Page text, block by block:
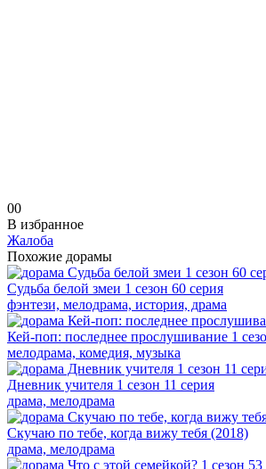
00
В избранное
Жалоба
Похожие дорамы
Судьба белой змеи 1 сезон 60 серия
фэнтези, мелодрама, история, драма
Кей-поп: последнее прослушивание 1
мелодрама, комедия, музыка
Дневник учителя 1 сезон 11 серия
драма, мелодрама
Скучаю по тебе, когда вижу тебя (2018)
драма, мелодрама